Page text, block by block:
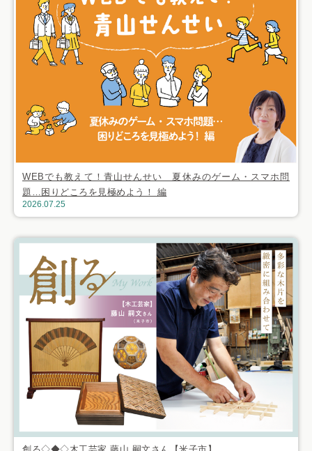
WEBでも教えて！青山せんせい 夏休みのゲーム・スマホ問
題…困りどころを見極めよう！ 編
2026.07.25